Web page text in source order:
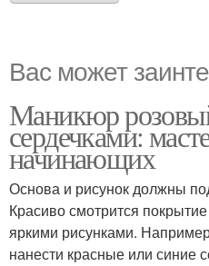
Вас может
Маникюр
сердечками:
начинающих
Основа и рисунок должны
Красиво смотрится
яркими рисунками.
нанести красные или синие